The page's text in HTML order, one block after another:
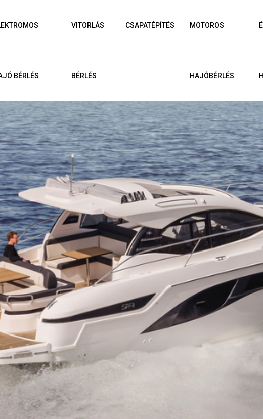
BÉRLÉS
VITORLÁS
BÉRLÉS
CSAPATÉPÍTÉS MOTOROS
HAJÓBÉRLÉS